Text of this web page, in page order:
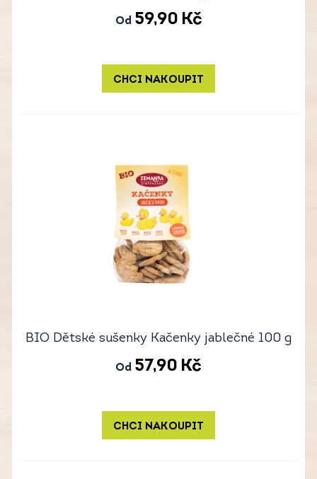
Od 59,90 Kč
CHCI NAKOUPIT
BIO Dětské sušenky Kačenky jablečné 100 g
Od 57,90 Kč
CHCI NAKOUPIT